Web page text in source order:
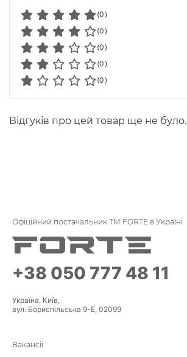
(0)
(0)
(0)
(0)
(0)
Відгуків про цей товар ще не було.
Офіційний постачальник ТМ FORTE в Україні
+38 050 777 48 11
Україна, Київ,
вул. Бориспільська 9-Е, 02099
Вакансії